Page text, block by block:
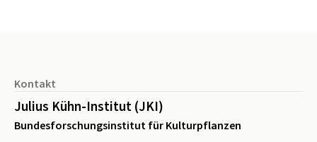
Kontakt
Julius Kühn-Institut (JKI)
Bundesforschungsinstitut für Kulturpflanzen